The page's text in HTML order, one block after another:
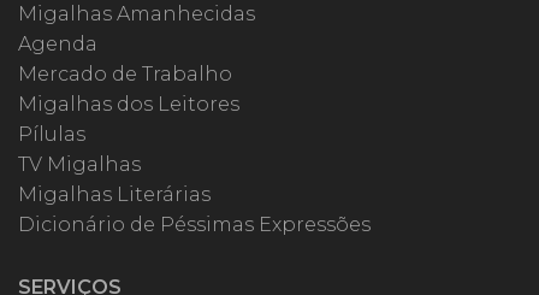
Migalhas Amanhecidas
Agenda
Mercado de Trabalho
Migalhas dos Leitores
Pílulas
TV Migalhas
Migalhas Literárias
Dicionário de Péssimas Expressões
SERVIÇOS